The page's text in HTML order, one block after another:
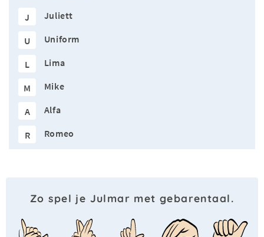
J Juliett
U Uniform
L Lima
M Mike
A Alfa
R Romeo
Zo spel je Julmar met gebarentaal.